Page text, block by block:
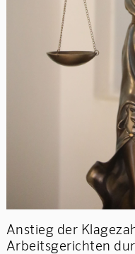
Anstieg der
Arbeitsgerichten